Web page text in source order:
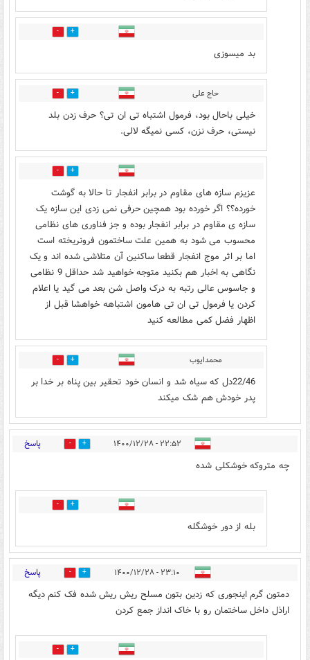
3
بد میسوزی
حاج علی 2
خیلی باحال بود، فرمول اشتباه تی ان تی؟ حرف زدن بلد
نیستی، حرف نزن، کسی نمیگه لالی.
2
عزیزم سازه های مقاوم در برابر انفجار تا حالا به گوشت
خورده؟؟ اگر خورده بود همچین حرفی نمی زدی این سازه یک
سازه ی مقاوم در برابر انفجار بوده و جز فناوری های نظامی
محسوب می شود به همین علت ساختمون فرونریخته است
اما بر اثر موج انفجار قطعا ساکنین آن متلاشی شده اند و یک
نگاهی به اخبار هم بکنید متوجه خواهید شد حداقل 9 نظامی
و جاسوس عالی رتبه به درک واصل شن بعد می گید یا اعلام
کردن یا فرمول تی ان تی هامون اشتباهه خواهشا قبل از
اظهار فضل کمی مطالعه کنید
محمدایوب 3
22/46دل که سیاه شد و انسان خود تحقیر بین پناه بر خدا بر
پدر خودش هم شک میکند
۲۲:۵۲ - ۱۴۰۰/۱۲/۲۸ 23 پاسخ
چه متروکه خوشکلی شده
0
بله از دور خوشگله
۲۳:۱۰ - ۱۴۰۰/۱۲/۲۸ 32 پاسخ
دمتون گرم اینجوری که زدین بتون مسلح ریش ریش شده فک کنم دیگه
اراذل داخل ساختمان رو با خاک انداز جمع کردن
2